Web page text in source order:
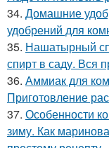
34. Домашние
удобрений для
35. Нашатырный
спирт в саду. Вся
36. Аммиак для
Приготовление
37. Особенности
зиму. Как